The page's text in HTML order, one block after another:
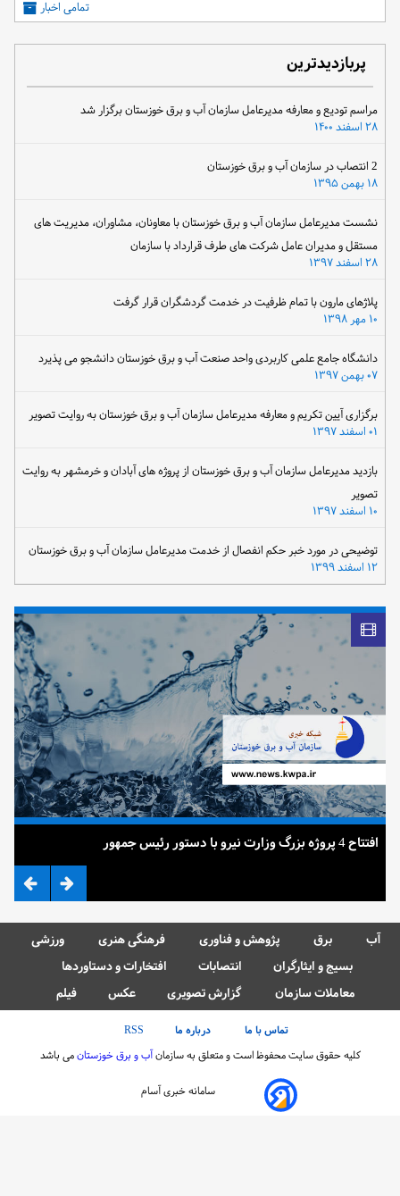
تمامی اخبار
پربازدیدترین
مراسم تودیع و معارفه مدیرعامل سازمان آب و برق خوزستان برگزار شد
۲۸ اسفند ۱۴۰۰
۱۸ بهمن ۱۳۹۵
نشست مدیرعامل سازمان آب و برق خوزستان با معاونان، مشاوران، مدیریت های
مستقل و مدیران عامل شرکت های طرف قرارداد با سازمان
۲۸ اسفند ۱۳۹۷
پلاژهای مارون با تمام ظرفیت در خدمت گردشگران قرار گرفت
دانشگاه جامع علمی کاربردی واحد صنعت آب و برق خوزستان دانشجو می پذیرد
۰۷ بهمن ۱۳۹۷
برگزاری آیین تکریم و معارفه مدیرعامل سازمان آب و برق خوزستان به روایت تصویر
بازدید مدیرعامل سازمان آب و برق خوزستان از پروژه های آبادان و خرمشهر به روایت
تصویر
توضیحی در مورد خبر حکم انفصال از خدمت مدیرعامل سازمان آب و برق خوزستان
۱۲ اسفند ۱۳۹۹
افتتاح 4 پروژه بزرگ وزارت نیرو با دستور رئیس جمهور
آب برق پژوهش و فناوری فرهنگی هنری
ورزشی
بسیج و ایثارگران
انتصابات
افتخارات و دستاوردها
معاملات سازمان
گزارش تصویری عکس فیلم
تماس با ما درباره ما
RSS
کلیه حقوق سایت محفوظ است و متعلق به سازمانآب و برق خوزستانمی باشد
سامانه خبری آسام